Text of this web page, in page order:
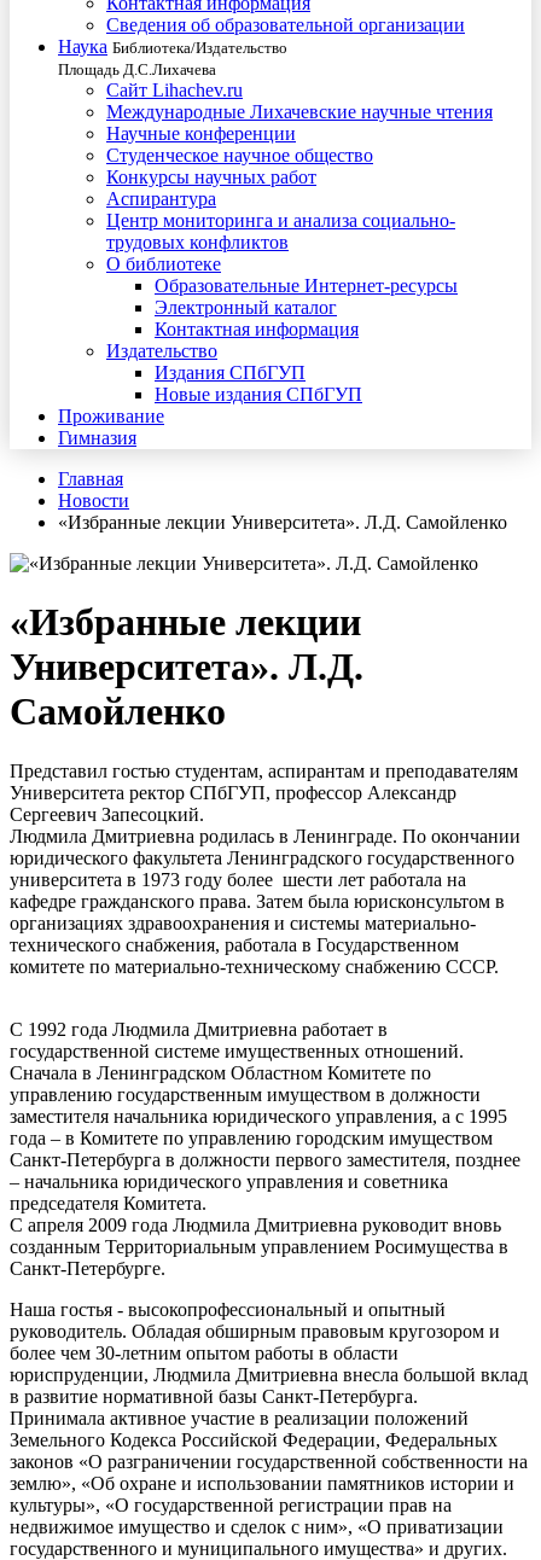
Сведения об образовательной организации
Наука Библиотека/Издательство
Площадь Д.С.Лихачева
Сайт Lihachev.ru
Международные Лихачевские научные чтения
Научные конференции
Студенческое научное общество
Конкурсы научных работ
Аспирантура
Центр мониторинга и анализа социально-
трудовых конфликтов
О библиотеке
Образовательные Интернет-ресурсы
Электронный каталог
Контактная информация
Издательство
Издания СПбГУП
Новые издания СПбГУП
Проживание
Гимназия
Главная
Новости
«Избранные лекции Университета». Л.Д. Самойленко
«Избранные лекции
Университета». Л.Д.
Самойленко
Представил гостью студентам, аспирантам и преподавателям
Университета ректор СПбГУП, профессор Александр
Сергеевич Запесоцкий.
Людмила Дмитриевна родилась в Ленинграде. По окончании
юридического факультета Ленинградского государственного
университета в 1973 году более шести лет работала на
кафедре гражданского права. Затем была юрисконсультом в
организациях здравоохранения и системы материально-
технического снабжения, работала в Государственном
комитете по материально-техническому снабжению СССР.
С 1992 года Людмила Дмитриевна работает в
государственной системе имущественных отношений.
Сначала в Ленинградском Областном Комитете по
управлению государственным имуществом в должности
заместителя начальника юридического управления, а с 1995
года – в Комитете по управлению городским имуществом
Санкт-Петербурга в должности первого заместителя, позднее
– начальника юридического управления и советника
председателя Комитета.
С апреля 2009 года Людмила Дмитриевна руководит вновь
созданным Территориальным управлением Росимущества в
Санкт-Петербурге.
Наша гостья - высокопрофессиональный и опытный
руководитель. Обладая обширным правовым кругозором и
более чем 30-летним опытом работы в области
юриспруденции, Людмила Дмитриевна внесла большой вклад
в развитие нормативной базы Санкт-Петербурга.
Принимала активное участие в реализации положений
Земельного Кодекса Российской Федерации, Федеральных
законов «О разграничении государственной собственности на
землю», «Об охране и использовании памятников истории и
культуры», «О государственной регистрации прав на
недвижимое имущество и сделок с ним», «О приватизации
государственного и муниципального имущества» и других.